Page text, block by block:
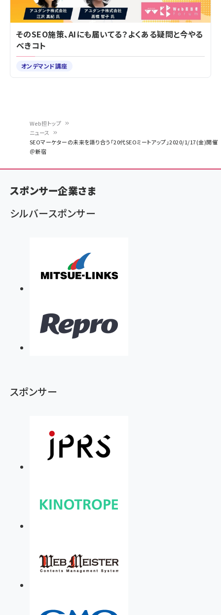
く
ず
Web担トップ
ニュース
SEOマーケターの未来を語り合う「20代SEOミートアップ」2020/1/17(金)開催
＠新宿
そのSEO施策、AIにも届いてる？よくある疑問と今やる
べきコト
オンデマンド講座
スポンサー企業さま
シルバースポンサー
スポンサー